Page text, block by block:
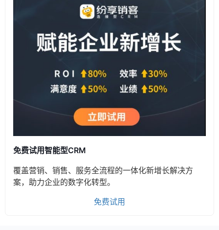
免费试用智能型CRM
覆盖营销、销售、服务全流程的一体化新增长解决方
案，助力企业的数字化转型。
免费试用